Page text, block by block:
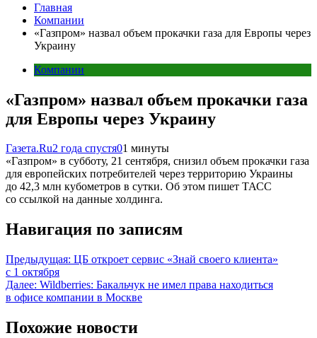
Главная
Компании
«Газпром» назвал объем прокачки газа для Европы через
Украину
Компании
«Газпром» назвал объем прокачки газа
для Европы через Украину
Газета.Ru2 года спустя01 минуты
«Газпром» в субботу, 21 сентября, снизил объем прокачки газа
для европейских потребителей через территорию Украины
до 42,3 млн кубометров в сутки. Об этом пишет ТАСС
со ссылкой на данные холдинга.
Навигация по записям
Предыдущая: ЦБ откроет сервис «Знай своего клиента»
с 1 октября
Далее: Wildberries: Бакальчук не имел права находиться
в офисе компании в Москве
Похожие новости